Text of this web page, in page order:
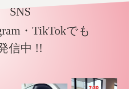
SNS
・TikTokでも
信中 !!